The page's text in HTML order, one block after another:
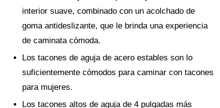
interior suave, combinado con un acolchado de
goma antideslizante, que le brinda una experiencia
de caminata cómoda.
Los tacones de aguja de acero estables son lo
suficientemente cómodos para caminar con tacones
para mujeres.
Los tacones altos de aguja de 4 pulgadas más